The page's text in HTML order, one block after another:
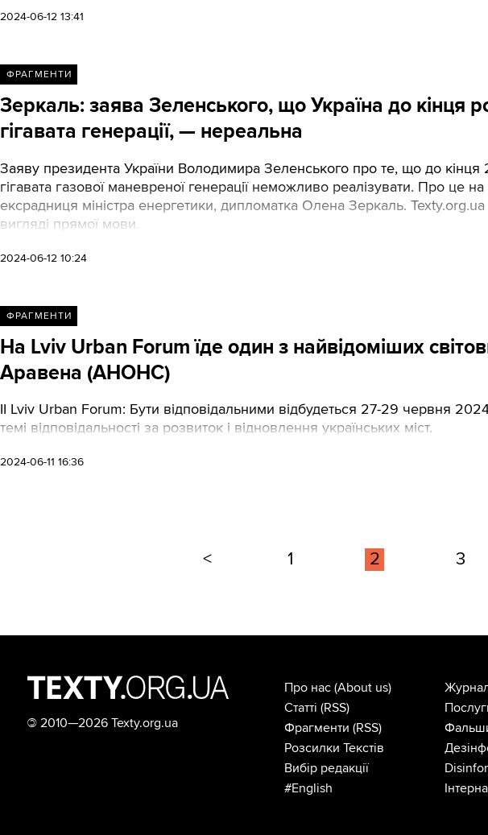
2024-06-12 13:41
ФРАГМЕНТИ
Зеркаль: заява Зеленського, що Україна до кінця
гігавата генерації, — нереальна
Заяву президента України Володимира Зеленського про те, що до кінця
гігавата газової маневреної генерації неможливо реалізувати. Про це
ексрадниця міністра енергетики, дипломатка Олена Зеркаль.
вигляді прямої мови.
2024-06-12 10:24
ФРАГМЕНТИ
На Lviv Urban Forum їде один з найвідоміших
Аравена (АНОНС)
II Lviv Urban Forum: Бути відповідальними відбудеться 27-29 червня
темі відповідальності за розвиток і відновлення українських міст.
2024-06-11 16:36
< 1 2 3
© 2010—2026 Texty.org.ua
Про нас (About us)
Статті (RSS)
Фрагменти (RSS)
Розсилки Текстів
Вибір редакції
#English